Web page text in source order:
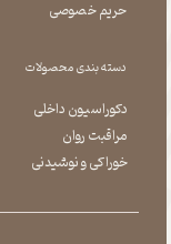
دسته بندی محصولات
حریم خصوصی
دکوراسیون داخلی
مراقبت روان
​​​​​​​خوراکی و نوشیدنی